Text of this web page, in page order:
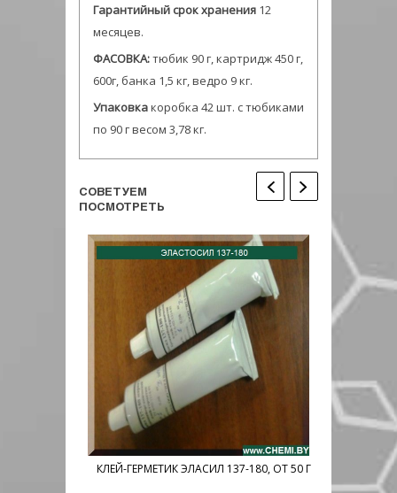
Гарантийный срок хранения 12
месяцев.
ФАСОВКА:тюбик 90 г, картридж 450 г,
600г, банка 1,5 кг, ведро 9 кг.
Упаковкакоробка 42 шт. с тюбиками
по 90 г весом 3,78 кг.
СОВЕТУЕМ
ПОСМОТРЕТЬ
КЛЕЙ-ГЕРМЕТИК ЭЛАСИЛ 137-180, ОТ 50 Г
КЛЕЙ-